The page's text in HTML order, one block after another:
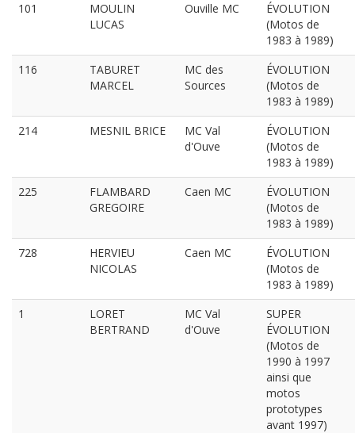
101
MOULIN
LUCAS
Ouville MC
ÉVOLUTION
(Motos de
1983 à 1989)
116
TABURET
MARCEL
MC des
Sources
ÉVOLUTION
(Motos de
1983 à 1989)
214
MESNIL BRICE
MC Val
d'Ouve
ÉVOLUTION
(Motos de
1983 à 1989)
225
FLAMBARD
GREGOIRE
Caen MC
ÉVOLUTION
(Motos de
1983 à 1989)
728
HERVIEU
NICOLAS
Caen MC
ÉVOLUTION
(Motos de
1983 à 1989)
1
LORET
BERTRAND
MC Val
d'Ouve
SUPER
ÉVOLUTION
(Motos de
1990 à 1997
ainsi que
motos
prototypes
avant 1997)